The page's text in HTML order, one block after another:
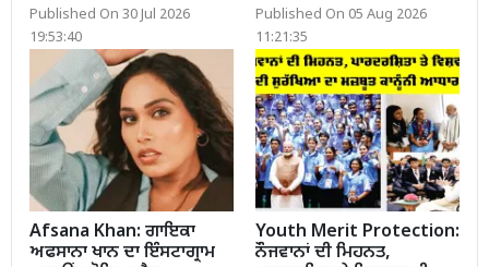
Published On 30 Jul 2026
19:53:40
Published On 05 Aug 2026
11:21:35
Afsana Khan: ਗਾਇਕਾ
ਅਫਸਾਨਾ ਖਾਨ ਦਾ ਇੰਸਟਾਗ੍ਰਾਮ
Youth Merit Protection:
ਨੌਜਵਾਨਾਂ ਦੀ ਮਿਹਨਤ,